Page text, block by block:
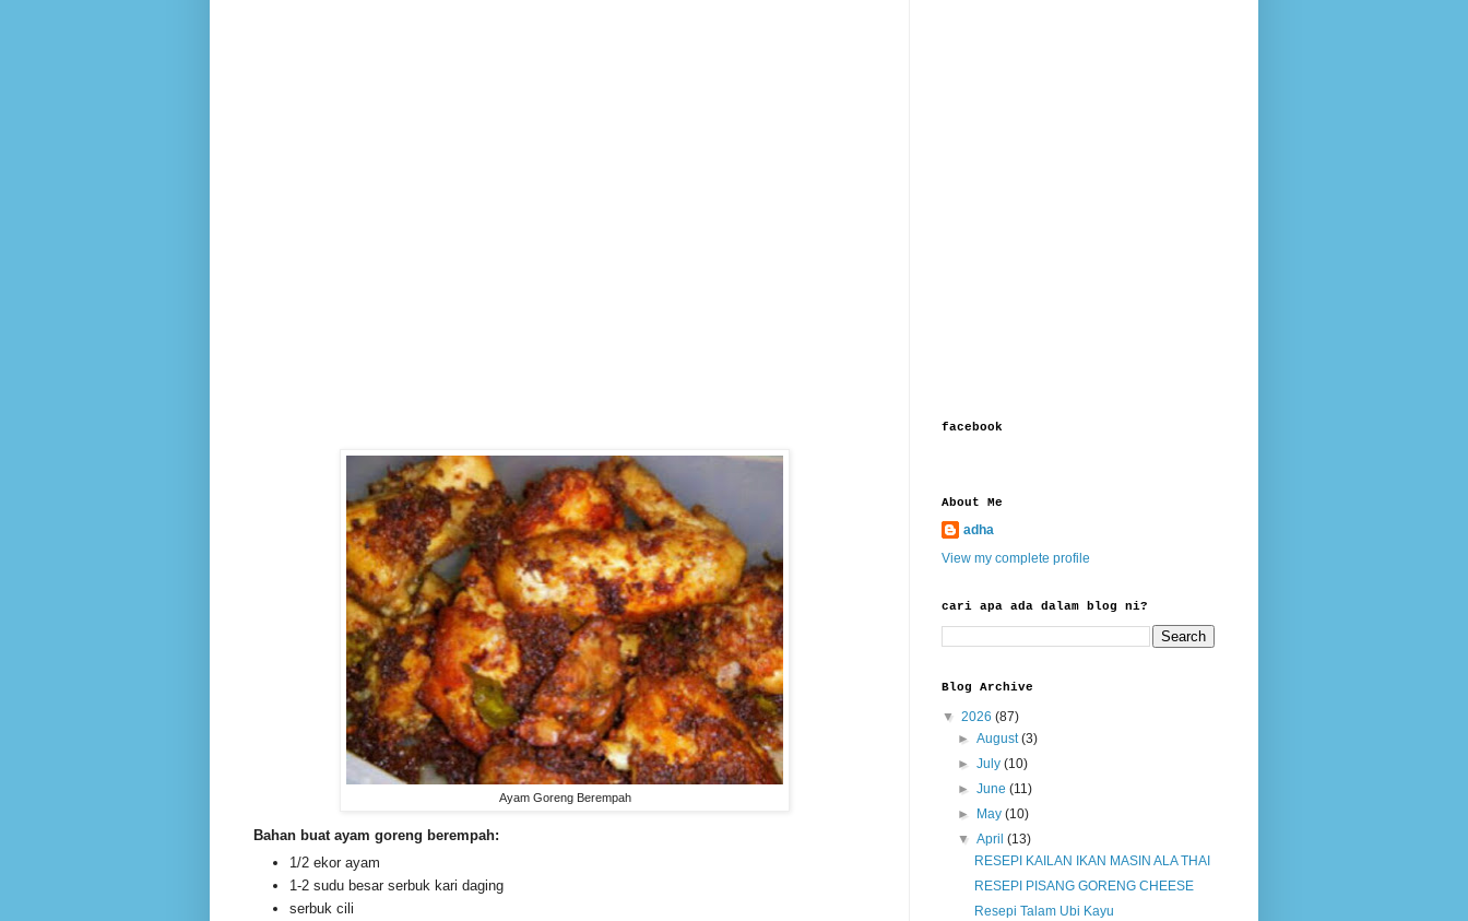
Ayam Goreng Berempah
Bahan buat ayam goreng berempah:
1/2 ekor ayam
1-2 sudu besar serbuk kari daging
serbuk cili
facebook
About Me
adha
View my complete profile
cari apa ada dalam blog ni?
Blog Archive
▼ 2026 (87)
►August(3)
►July(10)
►June(11)
►
May(10)
▼April(13)
RESEPI KAILAN IKAN MASIN ALA THAI
RESEPI PISANG GORENG CHEESE
Resepi Talam Ubi Kayu